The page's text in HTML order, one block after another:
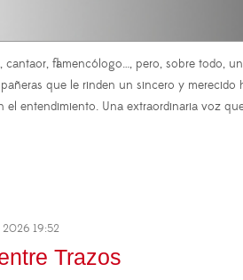
flamencólogo…, pero, sobre todo,
que le rinden un sincero y
entendimiento. Una extraordinaria voz
19:52
Trazos